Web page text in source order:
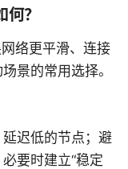
？
络更平滑、连接
景的常用选择。
迟低的节点；避
要时建立“稳定